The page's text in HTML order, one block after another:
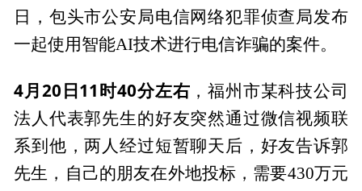
日，包头市公安局电信网络犯罪侦查局发布
一起使用智能AI技术进行电信诈骗的案件。
4月20日11时40分左右 ，福州市某科技公司
法人代表郭先生的好友突然通过微信视频联
系到他，两人经过短暂聊天后，好友告诉郭
先生，自己的朋友在外地投标，需要430万元